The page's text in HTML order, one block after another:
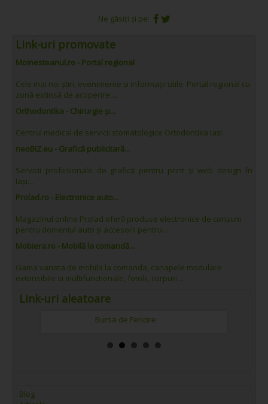
Ne găsiți și pe:
Link-uri promovate
Moinesteanul.ro - Portal regional
Cele mai noi știri, evenimente și informații utile. Portal regional cu
zonă extinsă de acoperire:...
Orthodontika - Chirurgie și...
Centrul medical de servicii stomatologice Ortodontika Iași:
neoBIZ.eu - Grafică publicitară...
Servicii profesionale de grafică pentru print și web design în
Iași....
Prolad.ro - Electronice auto...
Magazinul online Prolad oferă produse electronice de consum
pentru domeniul auto și accesorii pentru...
Mobiera.ro - Mobilă la comandă...
Gama variata de mobila la comanda, canapele modulare
extensibile si multifunctionale, fotolii, corpuri...
Link-uri aleatoare
Bursa de Fericire
Blog